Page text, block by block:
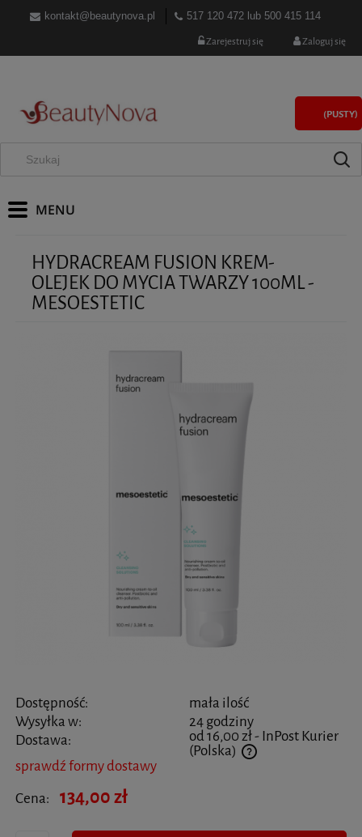
kontakt@beautynova.pl 517 120 472 lub 500 415 114
Zarejestruj się Zaloguj się
(PUSTY)
HYDRACREAM FUSION KREM-
OLEJEK DO MYCIA TWARZY 100ML -
MESOESTETIC
Dostępność:
mała ilość
Wysyłka w:
24 godziny
Dostawa:
od 16,00 zł- InPost Kurier
(Polska)
Cena nie zawiera ewentualnych kosztów płatności
sprawdź formy dostawy
Cena:
134,00 zł